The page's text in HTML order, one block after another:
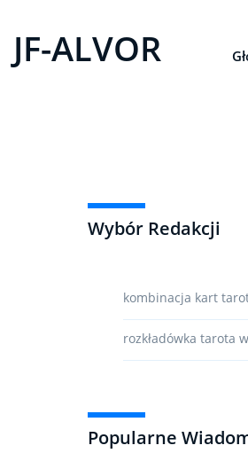
JF-ALVOR
Wybór Redakcji
kombinacja kart
rozkładówka tarota
Popularne